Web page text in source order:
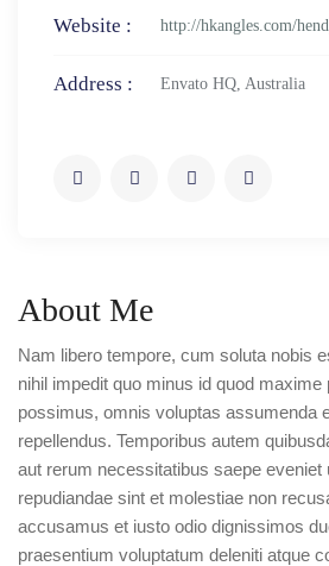
Website : http://hkangles.com/
Address : Envato HQ, Australia
About Me
Nam libero tempore, cum soluta nobis
nihil impedit quo minus id quod maxime
possimus, omnis voluptas assumenda
repellendus. Temporibus autem
aut rerum necessitatibus saepe eveniet
repudiandae sint et molestiae non
accusamus et iusto odio dignissimos
praesentium voluptatum deleniti atque